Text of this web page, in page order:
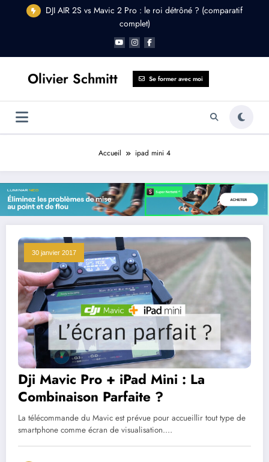
DJI AIR 2S vs Mavic 2 Pro : le roi détrôné ? (comparatif
complet)
Olivier Schmitt Se former avec moi
Accueil ipad mini 4
30 janvier 2017
Dji Mavic Pro + iPad Mini : La
Combinaison Parfaite ?
La télécommande du Mavic est prévue pour accueillir tout type de
smartphone comme écran de visualisation.…